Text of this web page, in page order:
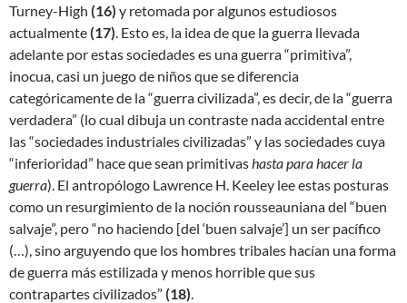
Turney-High (16) y retomada por algunos estudiosos
actualmente(17). Esto es, la idea de que la guerra llevada
adelante por estas sociedades es una guerra “primitiva”,
inocua, casi un juego de niños que se diferencia
categóricamente de la “guerra civilizada”, es decir, de la “guerra
verdadera” (lo cual dibuja un contraste nada accidental entre
las “sociedades industriales civilizadas” y las sociedades cuya
“inferioridad” hace que sean primitivashasta para hacer la
guerra). El antropólogo Lawrence H. Keeley lee estas posturas
como un resurgimiento de la noción rousseauniana del “buen
salvaje”, pero “no haciendo [del ‘buen salvaje’] un ser pacífico
(…), sino arguyendo que los hombres tribales hacían una forma
de guerra más estilizada y menos horrible que sus
contrapartes civilizados” (18).